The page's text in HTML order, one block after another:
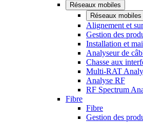
Réseaux mobiles
Réseaux mobiles
Alignement et
Gestion des
Installation et
Analyseur de
Chasse aux
Multi-RAT
Analyse RF
RF Spectrum
Fibre
Fibre
Gestion des